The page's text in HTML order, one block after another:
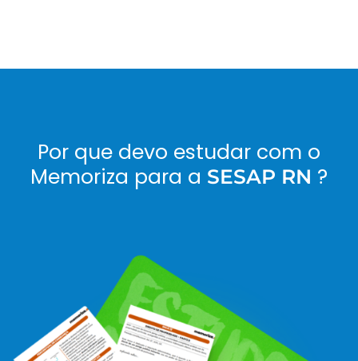
Por que devo estudar com o
Memoriza para a SESAP RN ?